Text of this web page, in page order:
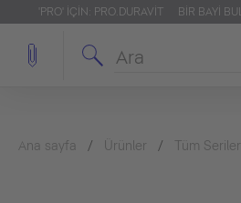
'PRO' IÇIN: PRO.DURAVIT BIR BAYI BUL
Ana sayfa Ürünler Tüm Seriler